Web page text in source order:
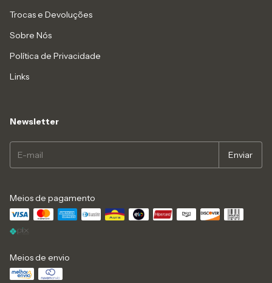
Trocas e Devoluções
Sobre Nós
Política de Privacidade
Links
Newsletter
Meios de pagamento
Meios de envio